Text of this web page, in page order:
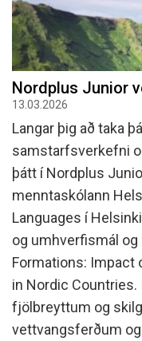
Nordplus Junior
13.03.2026
Langar þig að taka
samstarfsverkefni
þátt í Nordplus
menntaskólann
Languages í
og umhverfismál og
Formations: Impact
in Nordic
fjölbreyttum og
vettvangsferðum